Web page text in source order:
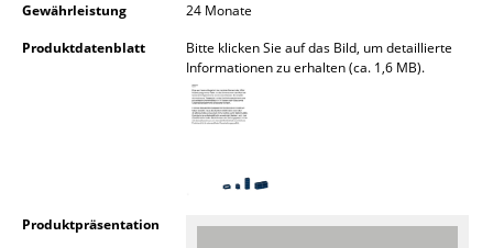
Kinderzimmer
Arbeitszimmer
Balkon & Garten
Gewährleistung
24 Monate
Produktdatenblatt
Bitte klicken Sie auf das Bild, um detaillierte
Informationen zu erhalten (ca. 1,6 MB).
Produktpräsentation